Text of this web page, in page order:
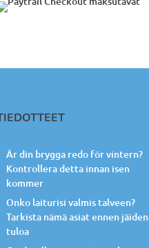
Är din brygga redo för vintern?
Kontrollera detta innan isen
kommer
Onko laiturisi valmis talveen?
Tarkista nämä asiat ennen jäiden
tuloa